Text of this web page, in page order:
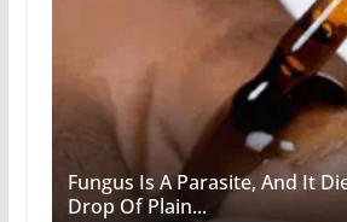
Fungus Is A Parasite, And It
Drop Of Plain...